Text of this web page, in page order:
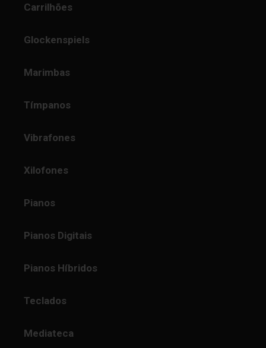
Carrilhões
Glockenspiels
Marimbas
Tímpanos
Vibrafones
Xilofones
Pianos
Pianos Digitais
Pianos Híbridos
Teclados
Mediateca